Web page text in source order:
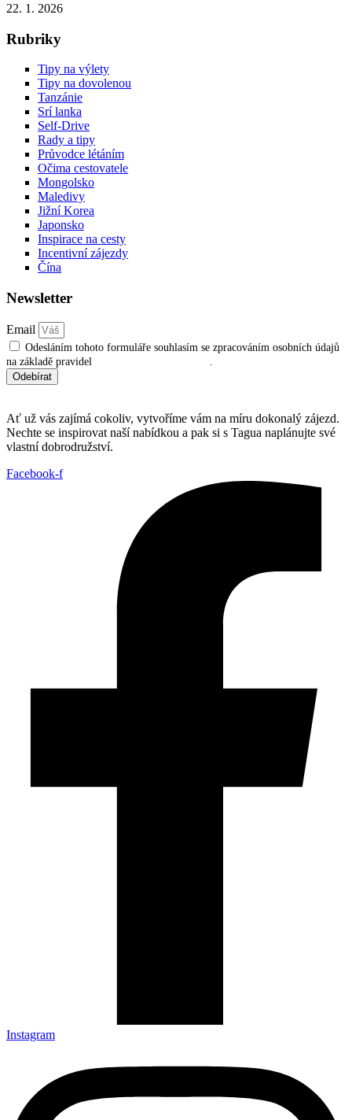
22. 1. 2026
Rubriky
Tipy na výlety
Tipy na dovolenou
Tanzánie
Srí lanka
Self-Drive
Rady a tipy
Průvodce létáním
Očima cestovatele
Mongolsko
Maledivy
Jižní Korea
Japonsko
Inspirace na cesty
Incentivní zájezdy
Čína
Newsletter
Email
Odesláním tohoto formuláře souhlasím se zpracováním osobních údajů
na základě pravidel
Odebírat
Ať už vás zajímá cokoliv, vytvoříme vám na míru dokonalý zájezd.
Nechte se inspirovat naší nabídkou a pak si s Tagua naplánujte své
vlastní dobrodružství.
Facebook-f
Instagram